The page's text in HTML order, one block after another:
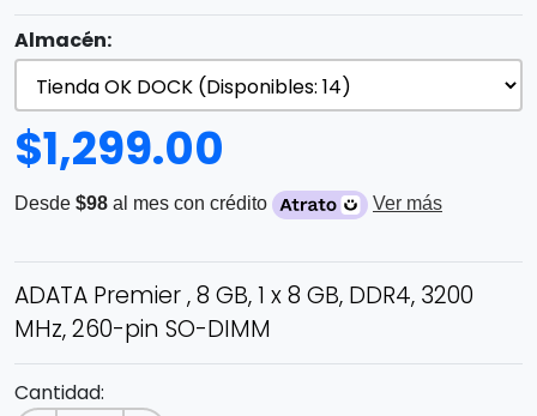
Almacén:
$1,299.00
Desde $98 al mes con crédito Ver más
ADATA Premier , 8 GB, 1 x 8 GB, DDR4, 3200
MHz, 260-pin SO-DIMM
Cantidad: